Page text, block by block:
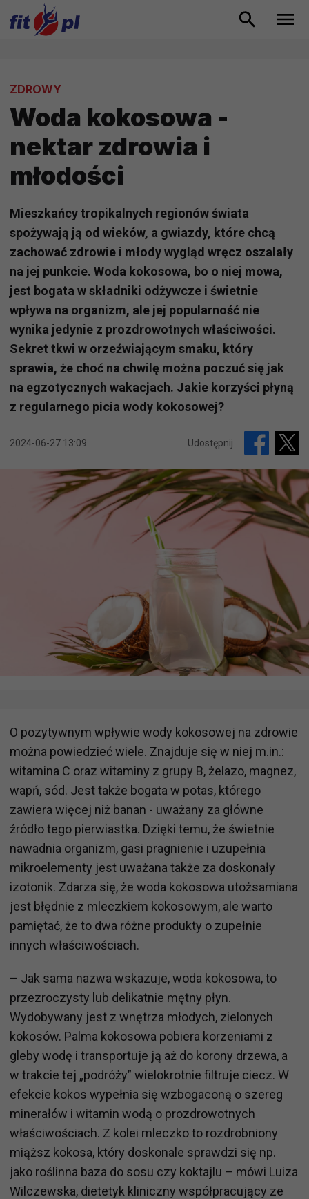
ZDROWY
Woda kokosowa -
nektar zdrowia i
młodości
Mieszkańcy tropikalnych regionów świata
spożywają ją od wieków, a gwiazdy, które chcą
zachować zdrowie i młody wygląd wręcz oszalały
na jej punkcie. Woda kokosowa, bo o niej mowa,
jest bogata w składniki odżywcze i świetnie
wpływa na organizm, ale jej popularność nie
wynika jedynie z prozdrowotnych właściwości.
Sekret tkwi w orzeźwiającym smaku, który
sprawia, że choć na chwilę można poczuć się jak
na egzotycznych wakacjach. Jakie korzyści płyną
z regularnego picia wody kokosowej?
2024-06-27 13:09 Udostępnij
O pozytywnym wpływie wody kokosowej na zdrowie
można powiedzieć wiele. Znajduje się w niej m.in.:
witamina C oraz witaminy z grupy B, żelazo, magnez,
wapń, sód. Jest także bogata w potas, którego
zawiera więcej niż banan - uważany za główne
źródło tego pierwiastka. Dzięki temu, że świetnie
nawadnia organizm, gasi pragnienie i uzupełnia
mikroelementy jest uważana także za doskonały
izotonik. Zdarza się, że woda kokosowa utożsamiana
jest błędnie z mleczkiem kokosowym, ale warto
pamiętać, że to dwa różne produkty o zupełnie
innych właściwościach.
– Jak sama nazwa wskazuje, woda kokosowa, to
przezroczysty lub delikatnie mętny płyn.
Wydobywany jest z wnętrza młodych, zielonych
kokosów. Palma kokosowa pobiera korzeniami z
gleby wodę i transportuje ją aż do korony drzewa, a
w trakcie tej „podróży” wielokrotnie filtruje ciecz. W
efekcie kokos wypełnia się wzbogaconą o szereg
minerałów i witamin wodą o prozdrowotnych
właściwościach. Z kolei mleczko to rozdrobniony
miąższ kokosa, który doskonale sprawdzi się np.
jako roślinna baza do sosu czy koktajlu – mówi Luiza
Wilczewska, dietetyk kliniczny współpracujący ze